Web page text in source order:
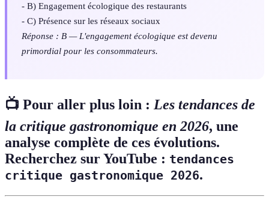
- B) Engagement écologique des restaurants
- C) Présence sur les réseaux sociaux
Réponse : B — L'engagement écologique est devenu
primordial pour les consommateurs.
📺 Pour aller plus loin : Les tendances de
la critique gastronomique en 2026, une
analyse complète de ces évolutions.
Recherchez sur YouTube : tendances
critique gastronomique 2026.